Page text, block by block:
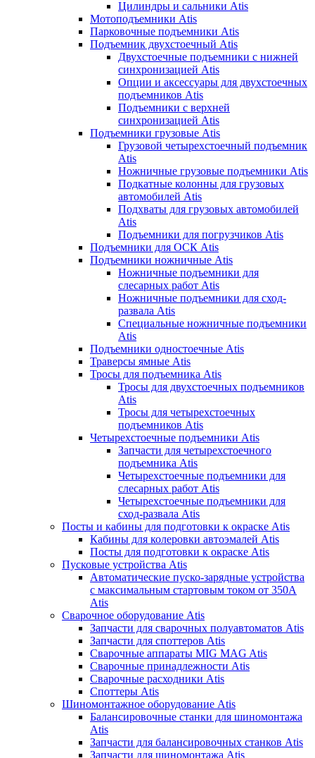
Цилиндры и сальники Atis
Мотоподъемники Atis
Парковочные подъемники Atis
Подъемник двухстоечный Atis
Двухстоечные подъемники с нижней
синхронизацией Atis
Опции и аксессуары для двухстоечных
подъемников Atis
Подъемники с верхней
синхронизацией Atis
Подъемники грузовые Atis
Грузовой четырехстоечный подъемник
Atis
Ножничные грузовые подъемники Atis
Подкатные колонны для грузовых
автомобилей Atis
Подхваты для грузовых автомобилей
Atis
Подъемники для погрузчиков Atis
Подъемники для ОСК Atis
Подъемники ножничные Atis
Ножничные подъемники для
слесарных работ Atis
Ножничные подъемники для сход-
развала Atis
Специальные ножничные подъемники
Atis
Подъемники одностоечные Atis
Траверсы ямные Atis
Тросы для подъемника Atis
Тросы для двухстоечных подъемников
Atis
Тросы для четырехстоечных
подъемников Atis
Четырехстоечные подъемники Atis
Запчасти для четырехстоечного
подъемника Atis
Четырехстоечные подъемники для
слесарных работ Atis
Четырехстоечные подъемники для
сход-развала Atis
Посты и кабины для подготовки к окраске Atis
Кабины для колеровки автоэмалей Atis
Посты для подготовки к окраске Atis
Пусковые устройства Atis
Автоматические пуско-зарядные устройства
с максимальным стартовым током от 350А
Atis
Сварочное оборудование Atis
Запчасти для сварочных полуавтоматов Atis
Запчасти для споттеров Atis
Сварочные аппараты MIG MAG Atis
Сварочные принадлежности Atis
Сварочные расходники Atis
Споттеры Atis
Шиномонтажное оборудование Atis
Балансировочные станки для шиномонтажа
Atis
Запчасти для балансировочных станков Atis
Запчасти для шиномонтажа Atis